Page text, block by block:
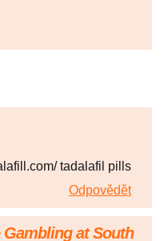
tadalafil pills
Odpovědět
at South